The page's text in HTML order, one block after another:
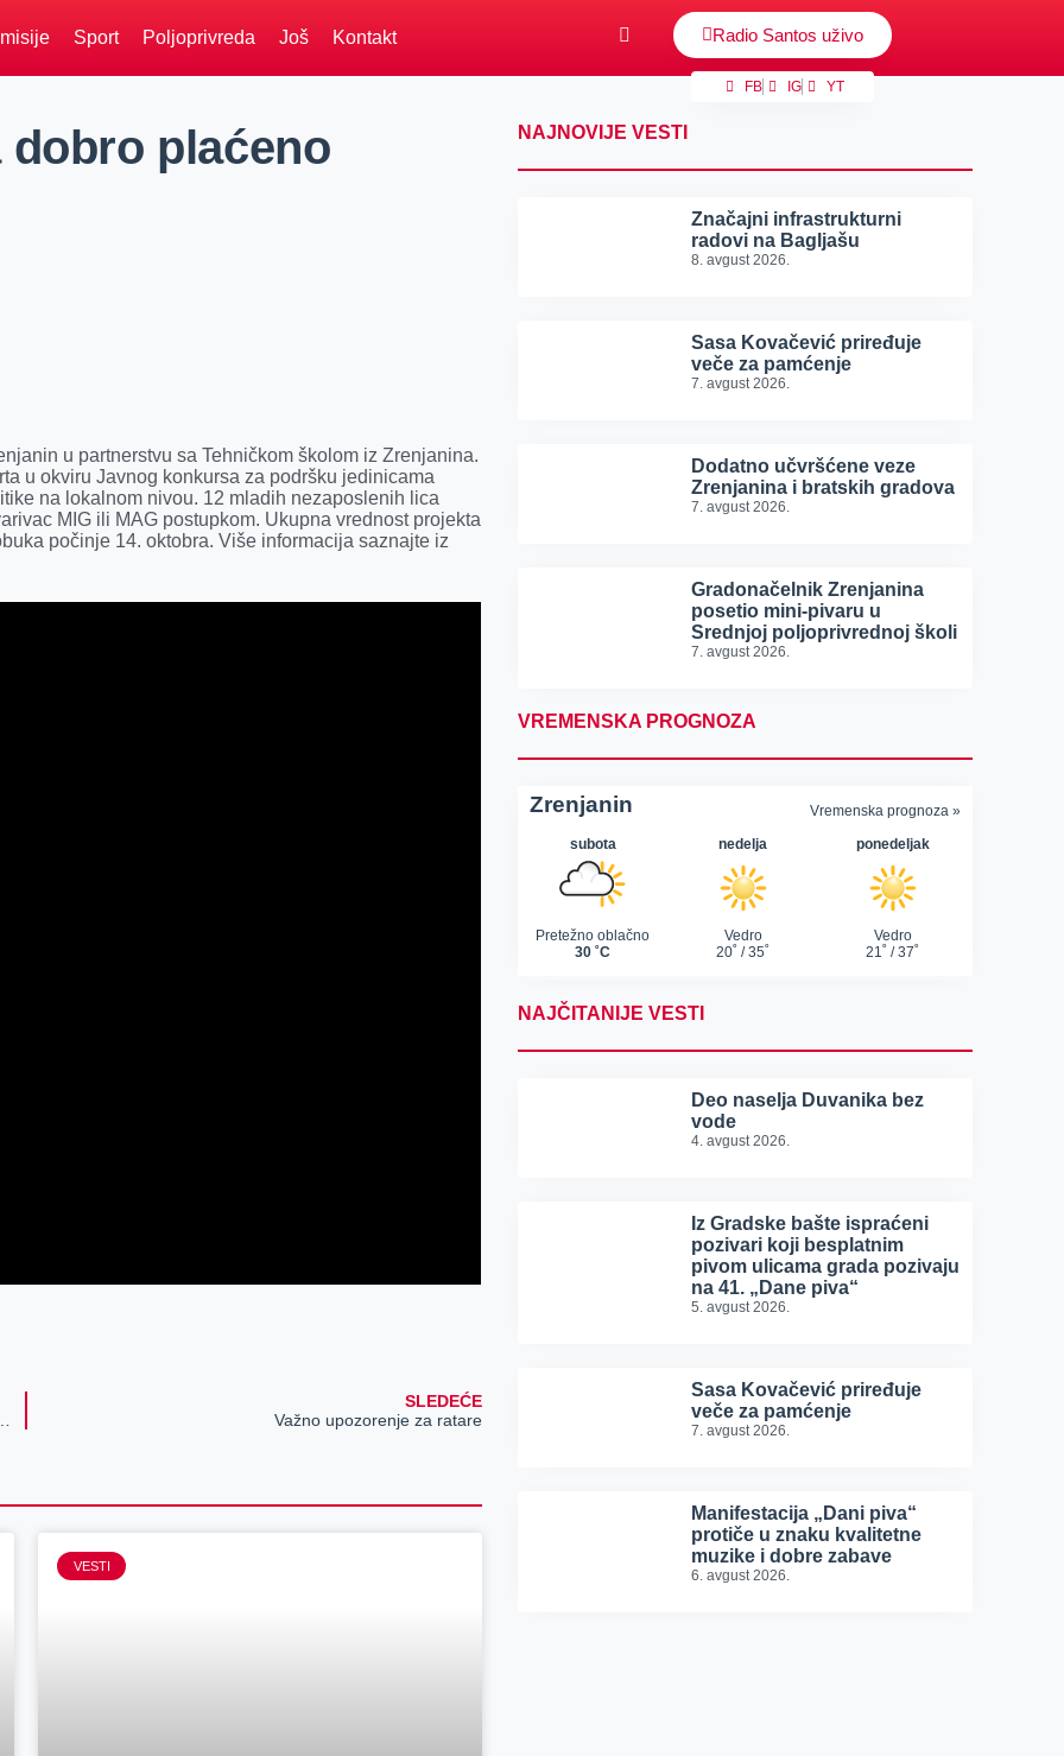
Sport Poljoprivreda Još Kontakt Radio Santos uživo
FB IG YT
dobro plaćeno
u partnerstvu sa Tehničkom školom iz Zrenjanina.
u okviru Javnog konkursa za podršku jedinicama
na lokalnom nivou. 12 mladih nezaposlenih lica
MIG ili MAG postupkom. Ukupna vrednost projekta
počinje 14. oktobra. Više informacija saznajte iz
SLEDEĆE
Važno upozorenje za ratare
VESTI
NAJNOVIJE VESTI
Značajni infrastrukturni
radovi na Bagljašu
8. avgust 2026.
Sasa Kovačević priređuje
veče za pamćenje
7. avgust 2026.
Dodatno učvršćene veze
Zrenjanina i bratskih gradova
7. avgust 2026.
Gradonačelnik Zrenjanina
posetio mini-pivaru u
Srednjoj poljoprivrednoj školi
7. avgust 2026.
VREMENSKA PROGNOZA
NAJČITANIJE VESTI
Deo naselja Duvanika bez
vode
4. avgust 2026.
Iz Gradske bašte ispraćeni
pozivari koji besplatnim
pivom ulicama grada pozivaju
na 41. „Dane piva“
5. avgust 2026.
Sasa Kovačević priređuje
veče za pamćenje
7. avgust 2026.
Manifestacija „Dani piva“
protiče u znaku kvalitetne
muzike i dobre zabave
6. avgust 2026.